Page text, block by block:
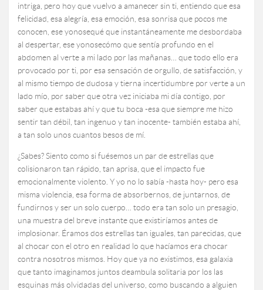
intriga, pero hoy que vuelvo a amanecer sin ti, entiendo que esa
felicidad, esa alegría, esa emoción, esa sonrisa que pocos me
conocen, ese yonosequé que instantáneamente me desbordaba
al despertar, ese yonosecómo que sentía profundo en el
abdomen al verte a mi lado por las mañanas… que todo ello era
provocado por ti, por esa sensación de orgullo, de satisfacción, y
al mismo tiempo de dudosa y tierna incertidumbre por verte a un
lado mío, por saber que otra vez iniciaba mi día contigo, por
saber que estabas ahí y que tu boca -esa que siempre me hizo
sentir tan débil, tan ingenuo y tan inocente- también estaba ahí,
a tan solo unos cuantos besos de mí.
¿Sabes? Siento como si fuésemos un par de estrellas que
colisionaron tan rápido, tan aprisa, que el impacto fue
emocionalmente violento. Y yo no lo sabía -hasta hoy- pero esa
misma violencia, esa forma de absorbernos, de juntarnos, de
fundirnos y ser un solo cuerpo… todo era tan solo un presagio,
una muestra del breve instante que existiríamos antes de
implosionar. Éramos dos estrellas tan iguales, tan parecidas, que
al chocar con el otro en realidad lo que hacíamos era chocar
contra nosotros mismos. Hoy que ya no existimos, esa galaxia
que tanto imaginamos juntos deambula solitaria por los las
esquinas más olvidadas del universo, como buscando a alguien